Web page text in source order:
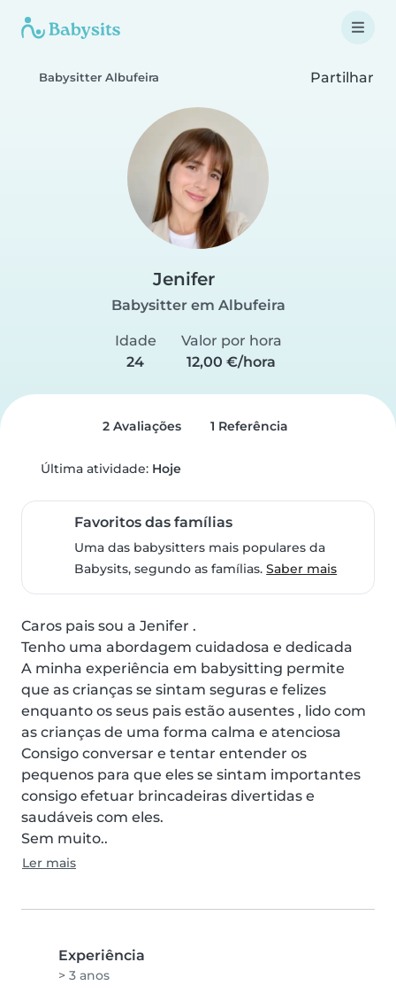
Babysitter Albufeira Partilhar
Jenifer
Babysitter em Albufeira
Idade
24
Valor por hora
12,00 €/hora
2 Avaliações 1 Referência
Última atividade: Hoje
Favoritos das famílias
Uma das babysitters mais populares da
Babysits, segundo as famílias.Saber mais
Caros pais sou a Jenifer .
Tenho uma abordagem cuidadosa e dedicada
A minha experiência em babysitting permite
que as crianças se sintam seguras e felizes
enquanto os seus pais estão ausentes , lido com
as crianças de uma forma calma e atenciosa
Consigo conversar e tentar entender os
pequenos para que eles se sintam importantes
consigo efetuar brincadeiras divertidas e
saudáveis com eles.
Sem muito..
Ler mais
Experiência
> 3 anos